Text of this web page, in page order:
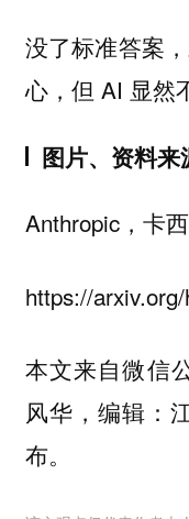
没了标准答案
心，但 AI 显然
图片、资料来
Anthropic，卡
https://
本文来自微信
风华，编辑：
布。